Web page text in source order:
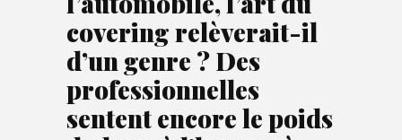
covering relèverait-il
d’un genre ? Des
professionnelles
sentent encore le poids